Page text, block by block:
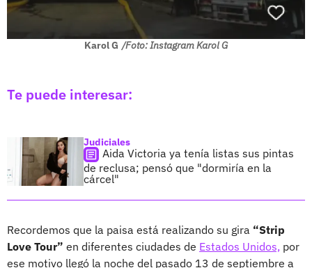
Karol G /Foto: Instagram Karol G
Te puede interesar:
Judiciales
Aida Victoria ya tenía listas sus pintas
de reclusa; pensó que "dormiría en la
cárcel"
Recordemos que la paisa está realizando su gira “Strip
Love Tour” en diferentes ciudades de Estados Unidos, por
ese motivo llegó la noche del pasado 13 de septiembre a